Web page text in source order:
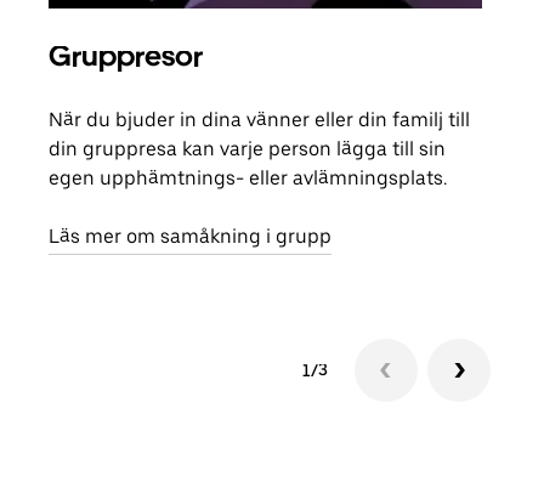
Gruppresor
När du bjuder in dina vänner eller din familj till
din gruppresa kan varje person lägga till sin
egen upphämtnings- eller avlämningsplats.
Läs mer om samåkning i grupp
1/3